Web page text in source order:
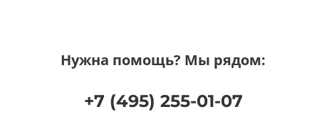
Нужна помощь? Мы рядом:
+7 (495) 255-01-07